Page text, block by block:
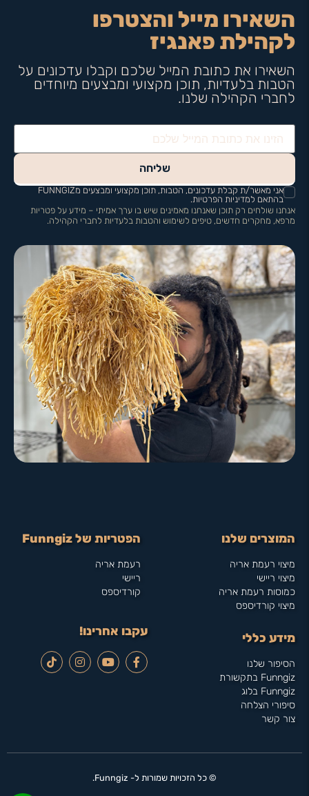
השאירו מייל והצטרפו
לקהילת פאנגיז
השאירו את כתובת המייל שלכם וקבלו עדכונים על
הטבות בלעדיות, תוכן מקצועי ומבצעים מיוחדים
לחברי הקהילה שלנו.
שליחה
אני מאשר/ת קבלת עדכונים, הטבות, תוכן מקצועי ומבצעים מFUNNGIZ
בהתאם למדיניות הפרטיות.
אנחנו שולחים רק תוכן שאנחנו מאמינים שיש בו ערך אמיתי – מידע על פטריות
מרפא, מחקרים חדשים, טיפים לשימוש והטבות בלעדיות לחברי הקהילה.
המוצרים שלנו
מיצוי רעמת אריה
מיצוי ריישי
כמוסות רעמת אריה
מיצוי קורדיספס
הפטריות של Funngiz
רעמת אריה
ריישי
קורדיספס
מידע כללי
הסיפור שלנו
Funngiz בתקשורת
Funngiz בלוג
סיפורי הצלחה
צור קשר
עקבו אחרינו!
© כל הזכויות שמורות ל- Funngiz.